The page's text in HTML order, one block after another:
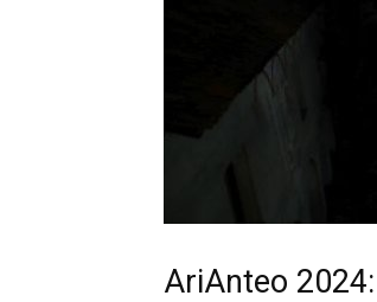
AriAnteo